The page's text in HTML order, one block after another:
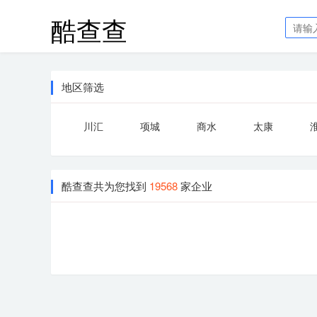
酷查查
地区筛选
川汇 项城 商水 太康
酷查查共为您找到 19568家企业